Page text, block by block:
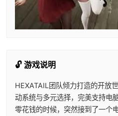
🔓 游戏说明
HEXATAIL团队倾力打造的开放
动系统与多元选择，完美支持电
零花钱的时候，突然接到了一个